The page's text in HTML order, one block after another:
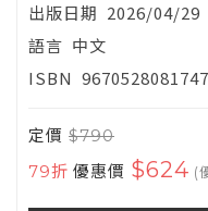
出版日期 2026/04/29
語言 中文
ISBN 9670528081747
定價 $790
79折 優惠價 $624 (